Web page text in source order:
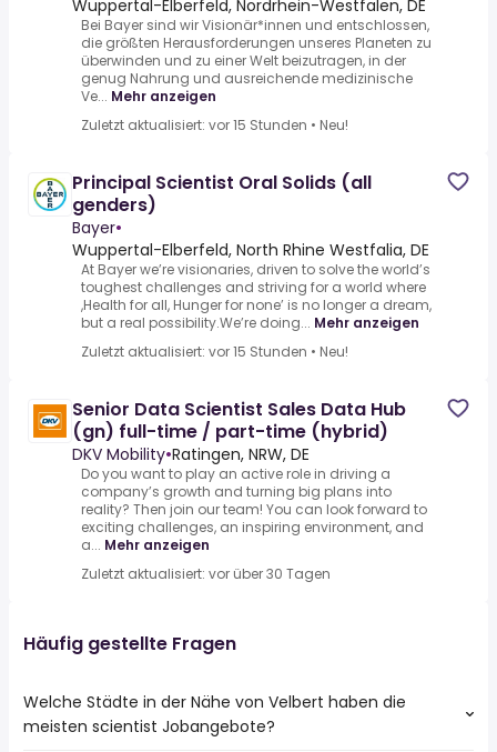
Wuppertal-Elberfeld, Nordrhein-Westfalen, DE
Bei Bayer sind wir Visionär*innen und entschlossen,
die größten Herausforderungen unseres Planeten zu
überwinden und zu einer Welt beizutragen, in der
genug Nahrung und ausreichende medizinische
Ve... Mehr anzeigen
Zuletzt aktualisiert: vor 15 Stunden • Neu!
Principal Scientist Oral Solids (all
genders)
Bayer•
Wuppertal-Elberfeld, North Rhine Westfalia, DE
At Bayer we’re visionaries, driven to solve the world’s
toughest challenges and striving for a world where
,Health for all, Hunger for none’ is no longer a dream,
but a real possibility.We’re doing... Mehr anzeigen
Zuletzt aktualisiert: vor 15 Stunden • Neu!
Senior Data Scientist Sales Data Hub
(gn) full-time / part-time (hybrid)
DKV Mobility•Ratingen, NRW, DE
Do you want to play an active role in driving a
company’s growth and turning big plans into
reality? Then join our team! You can look forward to
exciting challenges, an inspiring environment, and
a... Mehr anzeigen
Zuletzt aktualisiert: vor über 30 Tagen
Häufig gestellte Fragen
Welche Städte in der Nähe von Velbert haben die
meisten scientist Jobangebote?